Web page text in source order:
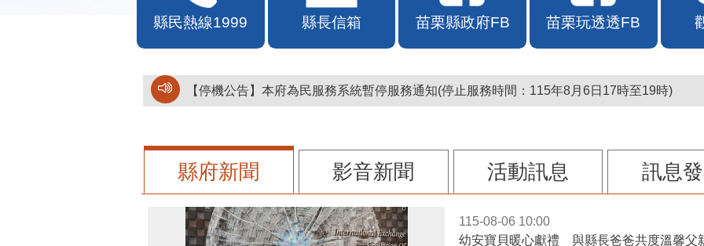
縣民熱線1999 縣長信箱 苗栗縣政府FB 苗栗玩透透FB
【停機公告】本府為民服務系統暫停服務通知(停止服務時間：115年8月6日17時至19時)
縣府新聞 影音新聞 活動訊息 訊息
115-08-06 10:00
幼安寶貝暖心獻禮 與縣長爸爸共度溫馨父